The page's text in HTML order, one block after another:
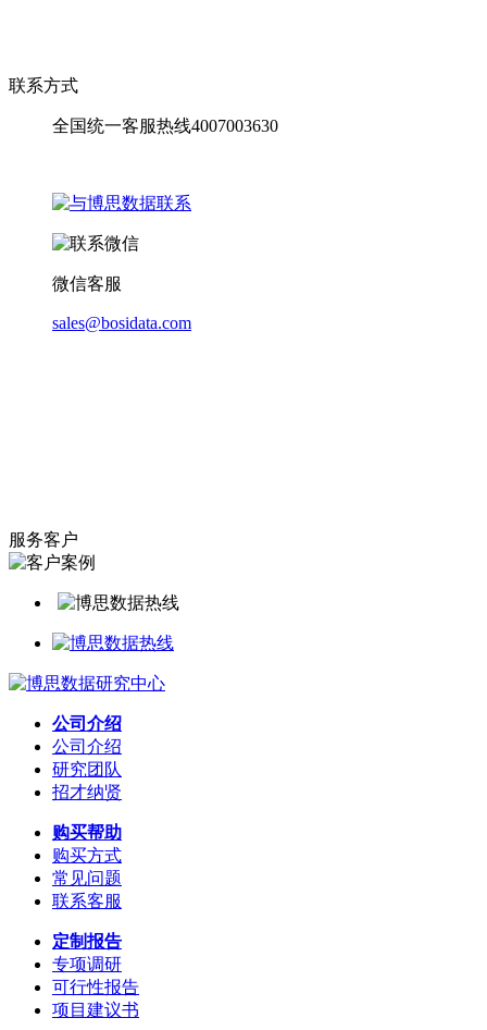
联系方式
全国统一客服热线4007003630
微信客服
sales@bosidata.com
服务客户
公司介绍
公司介绍
研究团队
招才纳贤
购买帮助
购买方式
常见问题
联系客服
定制报告
专项调研
可行性报告
项目建议书